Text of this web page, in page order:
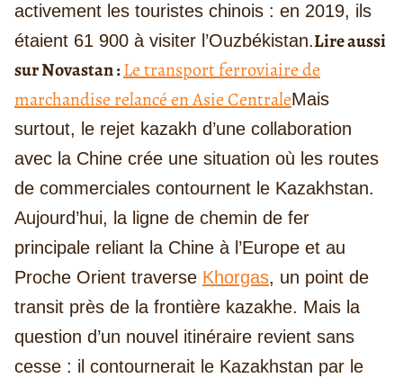
activement les touristes chinois : en 2019, ils
étaient 61 900 à visiter l’Ouzbékistan.Lire aussi
sur Novastan :Le transport ferroviaire de
marchandise relancé en Asie CentraleMais
surtout, le rejet kazakh d’une collaboration
avec la Chine crée une situation où les routes
de commerciales contournent le Kazakhstan.
Aujourd’hui, la ligne de chemin de fer
principale reliant la Chine à l’Europe et au
Proche Orient traverse Khorgas, un point de
transit près de la frontière kazakhe. Mais la
question d’un nouvel itinéraire revient sans
cesse : il contournerait le Kazakhstan par le